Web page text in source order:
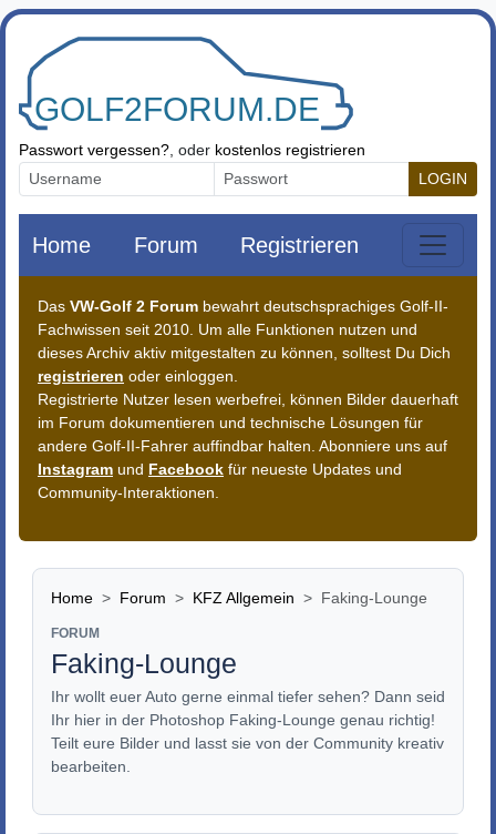
Zum Inhalt springen
Passwort vergessen? , oder kostenlos registrieren
LOGIN
Home Forum Registrieren
Das VW-Golf 2 Forum bewahrt deutschsprachiges Golf-II-
Fachwissen seit 2010. Um alle Funktionen nutzen und
dieses Archiv aktiv mitgestalten zu können, solltest Du Dich
registrieren oder einloggen.
Registrierte Nutzer lesen werbefrei, können Bilder dauerhaft
im Forum dokumentieren und technische Lösungen für
andere Golf-II-Fahrer auffindbar halten. Abonniere uns auf
Instagram und Facebook für neueste Updates und
Community-Interaktionen.
Home Forum KFZ Allgemein Faking-Lounge
FORUM
Faking-Lounge
Ihr wollt euer Auto gerne einmal tiefer sehen? Dann seid
Ihr hier in der Photoshop Faking-Lounge genau richtig!
Teilt eure Bilder und lasst sie von der Community kreativ
bearbeiten.